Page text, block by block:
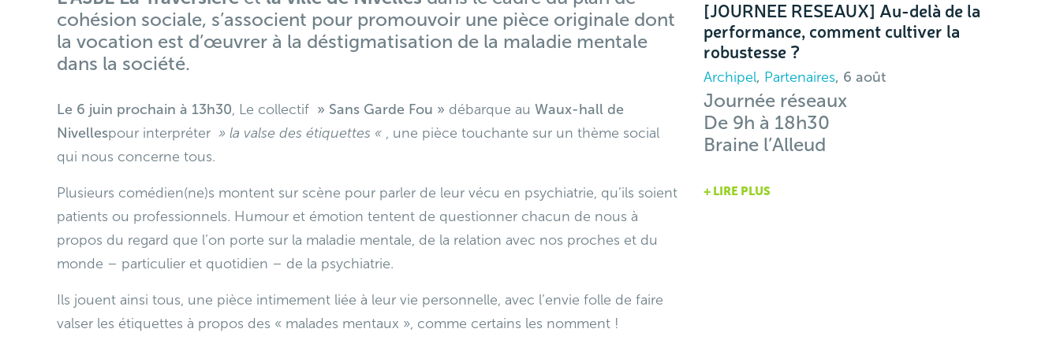
cohésion sociale, s’associent pour promouvoir une pièce originale dont
la vocation est d’œuvrer à la déstigmatisation de la maladie mentale
dans la société.
Le 6 juin prochain à 13h30, Le collectif » Sans Garde Fou » débarque au Waux-hall de
Nivellespour interpréter » la valse des étiquettes « , une pièce touchante sur un thème social
qui nous concerne tous.
Plusieurs comédien(ne)s montent sur scène pour parler de leur vécu en psychiatrie, qu’ils soient
patients ou professionnels. Humour et émotion tentent de questionner chacun de nous à
propos du regard que l’on porte sur la maladie mentale, de la relation avec nos proches et du
monde – particulier et quotidien – de la psychiatrie.
Ils jouent ainsi tous, une pièce intimement liée à leur vie personnelle, avec l’envie folle de faire
valser les étiquettes à propos des « malades mentaux », comme certains les nomment !
[JOURNEE RESEAUX] Au-delà de la
performance, comment cultiver la
robustesse ?
Archipel, Partenaires, 6 août
Journée réseaux
De 9h à 18h30
Braine l’Alleud
+ LIRE PLUS